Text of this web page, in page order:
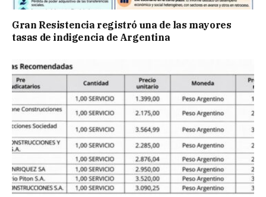
Gran Resistencia registró una de las mayores
tasas de indigencia de Argentina